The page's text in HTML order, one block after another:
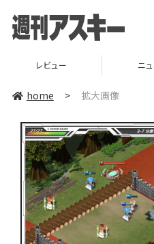
レビュー ニ
home > 拡大画像